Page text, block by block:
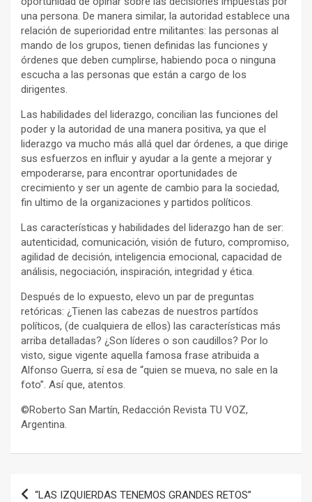
una persona. De manera similar, la autoridad establece una
relación de superioridad entre militantes: las personas al
mando de los grupos, tienen definidas las funciones y
órdenes que deben cumplirse, habiendo poca o ninguna
escucha a las personas que están a cargo de los
dirigentes.
Las habilidades del liderazgo, concilian las funciones del
poder y la autoridad de una manera positiva, ya que el
liderazgo va mucho más allá quel dar órdenes, a que dirige
sus esfuerzos en influir y ayudar a la gente a mejorar y
empoderarse, para encontrar oportunidades de
crecimiento y ser un agente de cambio para la sociedad,
fin ultimo de la organizaciones y partidos políticos.
Las características y habilidades del liderazgo han de ser:
autenticidad, comunicación, visión de futuro, compromiso,
agilidad de decisión, inteligencia emocional, capacidad de
análisis, negociación, inspiración, integridad y ética.
Después de lo expuesto, elevo un par de preguntas
retóricas: ¿Tienen las cabezas de nuestros partídos
políticos, (de cualquiera de ellos) las características más
arriba detalladas? ¿Son líderes o son caudillos? Por lo
visto, sigue vigente aquella famosa frase atribuida a
Alfonso Guerra, sí esa de “quien se mueva, no sale en la
foto”. Así que, atentos.
©Roberto San Martín, Redacción Revista TU VOZ,
Argentina.
Navegación
“LAS IZQUIERDAS TENEMOS GRANDES RETOS”